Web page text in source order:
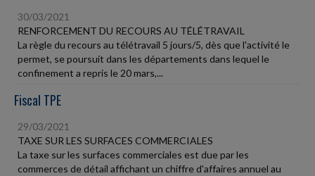
30/03/2021
RENFORCEMENT DU RECOURS AU TÉLÉTRAVAIL
La règle du recours au télétravail 5 jours/5, dès que l'activité le
permet, se poursuit dans les départements dans lequel le
confinement a repris le 20 mars,...
Fiscal TPE
29/03/2021
TAXE SUR LES SURFACES COMMERCIALES
La taxe sur les surfaces commerciales est due par les
commerces de détail affichant un chiffre d'affaires annuel au